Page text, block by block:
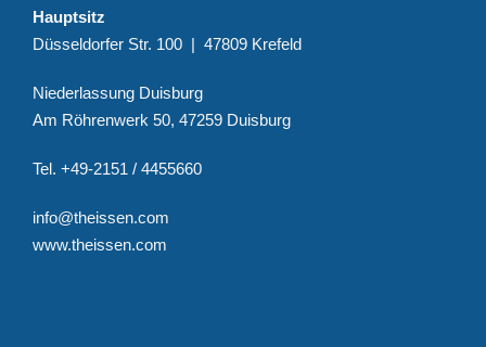
Hauptsitz
Düsseldorfer Str. 100 | 47809 Krefeld
Niederlassung Duisburg
Am Röhrenwerk 50, 47259 Duisburg
Tel. +49-2151 / 4455660
info@theissen.com
www.theissen.com